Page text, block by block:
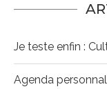
Je teste enfin :
Agenda